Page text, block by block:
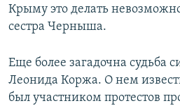
Крыму это делать
сестра Черныша.
Еще более загадочна судьба
Леонида Коржа. О нем
был участником протестов